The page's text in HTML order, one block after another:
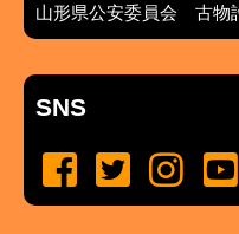
山形県公安委員会 古物
SNS